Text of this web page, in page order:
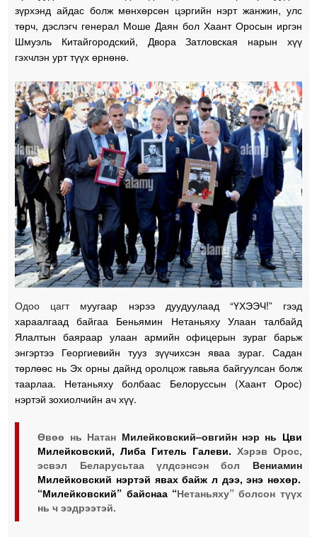
зүрхэнд айдас болж мөнхөрсөн цэргийн нэрт жанжин, улс
төрч, дэслэгч генерал Моше Даян бол Хаант Оросын иргэн
Шмуэль Китайгородский, Двора Затловская нарын хүү
гэхчлэн урт түүх өрнөнө.
Одоо цагт муугаар нэрээ дуудуулаад “ҮХЭЭЧ!” гээд
хараалгаад байгаа Беньямин Нетаньяху Улаан талбайд
Ялалтын баяраар улаан армийн офицерын зураг барьж
энгэртээ Георгиевийн тууз зүүчихсэн яваа зураг. Садан
төрлөөс нь Эх орны дайнд оролцож гавьяа байгуулсан болж
таарлаа. Нетаньяху болбаас Белоруссын (Хаант Орос)
нэртэй зохиолчийн ач хүү.
Өвөө нь Натан Милейковский–овгийн нэр нь Цви
Милейковский, Либа Гитель Галеви. Хэрэв Орос,
эсвэл Беларусьтаа үлдсэнсэн бол Вениамин
Милейковский нэртэй явах байж л дээ, энэ нөхөр.
“Милейковский” байснаа “Нетаньяху” болсон түүх
нь ч ээдрээтэй.